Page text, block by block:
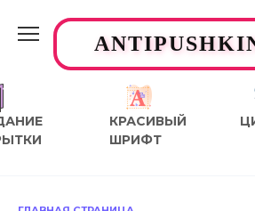
содержанию
КРАСИВЫЙ
ШРИФТ